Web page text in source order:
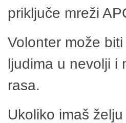
priključe mreži
Volonter može
ljudima u nevolji i
rasa.
Ukoliko imaš